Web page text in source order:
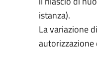
istanza).
La variazione
autorizzazione